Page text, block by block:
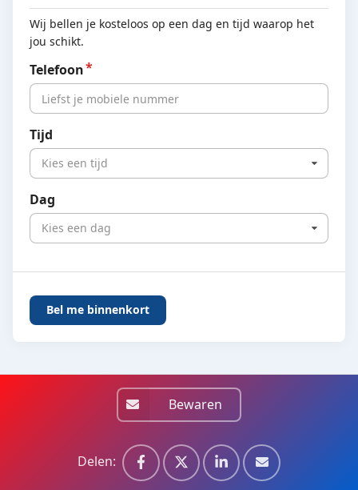
Wij bellen je kosteloos op een dag en tijd waarop het
jou schikt.
Telefoon
Tijd
Kies een tijd
Dag
Kies een dag
Bewaren
Delen: